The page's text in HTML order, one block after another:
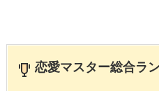
恋愛マスター総合ラ